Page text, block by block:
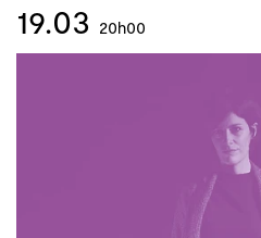
19.03 20h00